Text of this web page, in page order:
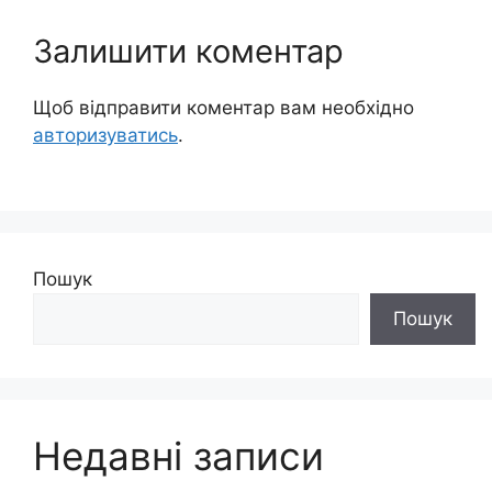
Залишити коментар
Щоб відправити коментар вам необхідно
авторизуватись.
Пошук
Пошук
Недавні записи